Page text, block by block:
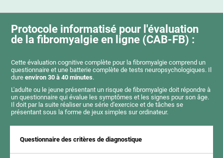
Protocole informatisé pour l'évaluation
de la fibromyalgie en ligne (CAB-FB) :
Cette évaluation cognitive complète pour la fibromyalgie comprend un
questionnaire et une batterie complète de tests neuropsychologiques. Il
dureenviron 30 à 40 minutes.
L'adulte ou le jeune présentant un risque de fibromyalgie doit répondre à
un questionnaire qui évalue les symptômes et les signes pour son âge.
Il doit par la suite réaliser une série d'exercice et de tâches se
présentant sous la forme de jeux simples sur ordinateur.
Questionnaire des critères de diagnostique